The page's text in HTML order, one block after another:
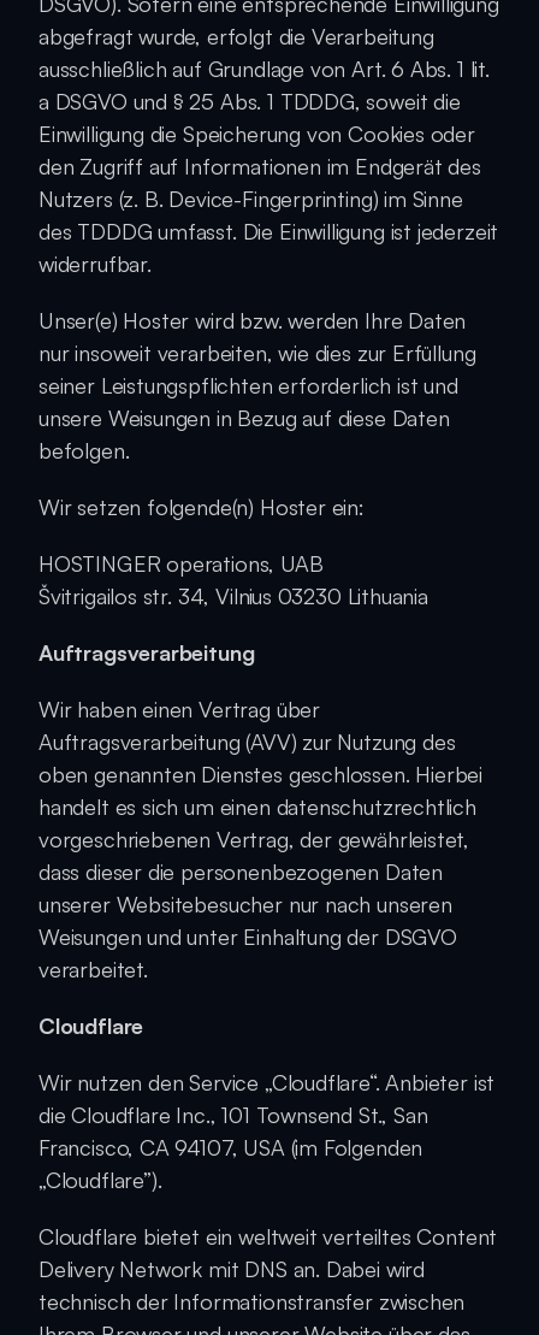
abgefragt wurde, erfolgt die Verarbeitung
ausschließlich auf Grundlage von Art. 6 Abs. 1 lit.
a DSGVO und § 25 Abs. 1 TDDDG, soweit die
Einwilligung die Speicherung von Cookies oder
den Zugriff auf Informationen im Endgerät des
Nutzers (z. B. Device-Fingerprinting) im Sinne
des TDDDG umfasst. Die Einwilligung ist jederzeit
widerrufbar.
Unser(e) Hoster wird bzw. werden Ihre Daten
nur insoweit verarbeiten, wie dies zur Erfüllung
seiner Leistungspflichten erforderlich ist und
unsere Weisungen in Bezug auf diese Daten
befolgen.
Wir setzen folgende(n) Hoster ein:
HOSTINGER operations, UAB
Švitrigailos str. 34, Vilnius 03230 Lithuania
Auftragsverarbeitung
Wir haben einen Vertrag über
Auftragsverarbeitung (AVV) zur Nutzung des
oben genannten Dienstes geschlossen. Hierbei
handelt es sich um einen datenschutzrechtlich
vorgeschriebenen Vertrag, der gewährleistet,
dass dieser die personenbezogenen Daten
unserer Websitebesucher nur nach unseren
Weisungen und unter Einhaltung der DSGVO
verarbeitet.
Cloudflare
Wir nutzen den Service „Cloudflare“. Anbieter ist
die Cloudflare Inc., 101 Townsend St., San
Francisco, CA 94107, USA (im Folgenden
„Cloudflare”).
Cloudflare bietet ein weltweit verteiltes Content
Delivery Network mit DNS an. Dabei wird
technisch der Informationstransfer zwischen